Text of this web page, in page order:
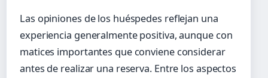
Las opiniones de los huéspedes reflejan una
experiencia generalmente positiva, aunque con
matices importantes que conviene considerar
antes de realizar una reserva. Entre los aspectos